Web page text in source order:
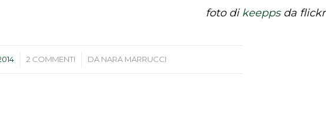
foto dikeeppsda flickr
2 COMMENTI
/ DA NARA MARRUCCI